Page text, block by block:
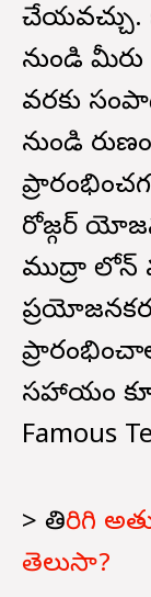
చేయవచ్చు.
నుండి
వరకు
నుండి
రోజ్గర్
ముద్రా లోన్
సహాయం
Famous
> తిరిగి
తెలుసా?